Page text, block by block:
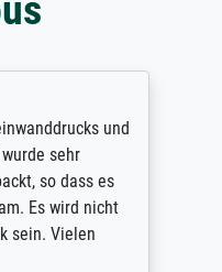
und
sehr
so dass es
Es wird nicht
sein. Vielen